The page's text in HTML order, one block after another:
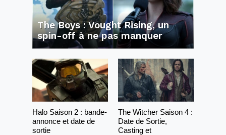
The Boys : Vought Rising, un
spin-off à ne pas manquer
Halo Saison 2 : bande-
annonce et date de
sortie
The Witcher Saison 4 :
Date de Sortie,
Casting et